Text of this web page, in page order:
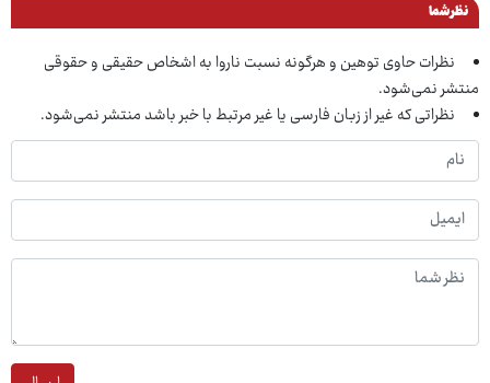
نظر شما
نظرات حاوی توهین و هرگونه نسبت ناروا به اشخاص حقیقی و حقوقی
منتشر نمی‌شود.
نظراتی که غیر از زبان فارسی یا غیر مرتبط با خبر باشد منتشر نمی‌شود.